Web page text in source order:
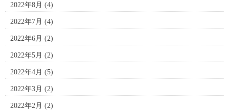
2022年8月 (4)
2022年7月 (4)
2022年6月 (2)
2022年5月 (2)
2022年4月 (5)
2022年3月 (2)
2022年2月 (2)